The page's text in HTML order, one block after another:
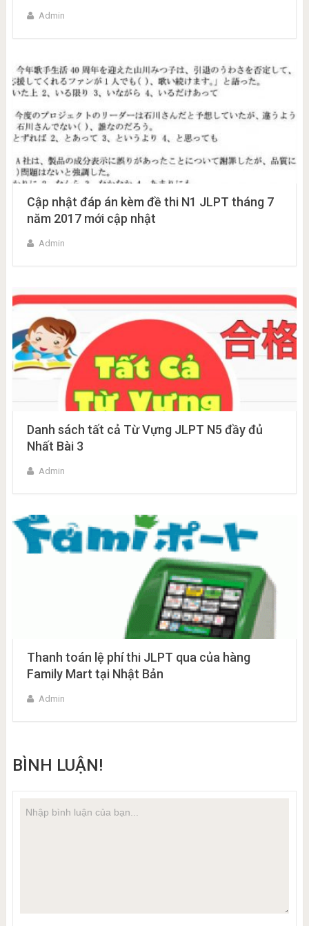
Admin
Cập nhật đáp án kèm đề thi N1 JLPT tháng 7
năm 2017 mới cập nhật
Admin
Danh sách tất cả Từ Vựng JLPT N5 đầy đủ
Nhất Bài 3
Admin
Thanh toán lệ phí thi JLPT qua của hàng
Family Mart tại Nhật Bản
Admin
BÌNH LUẬN!